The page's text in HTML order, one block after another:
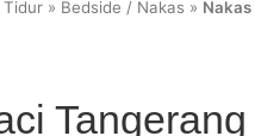
Tidur » Bedside / Nakas »
Tangerang